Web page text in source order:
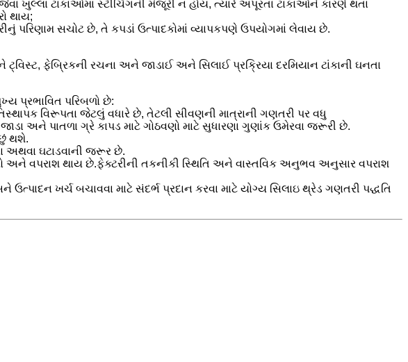
ખુલ્લા ટાંકાઓમાં સ્ટીચિંગની મંજૂરી ન હોય, ત્યારે અપૂરતા ટાંકાઓને કારણે થતા
થાય;
પરિણામ સચોટ છે, તે કપડાં ઉત્પાદકોમાં વ્યાપકપણે ઉપયોગમાં લેવાય છે.
ફેબ્રિકની રચના અને જાડાઈ અને સિલાઈ પ્રક્રિયા દરમિયાન ટાંકાની ઘનતા
પ્રભાવિત પરિબળો છે:
વિરૂપતા જેટલું વધારે છે, તેટલી સીવણની માત્રાની ગણતરી પર વધુ
અને પાતળા ગ્રે કાપડ માટે ગોઠવણો માટે સુધારણા ગુણાંક ઉમેરવા જરૂરી છે.
થશે.
અથવા ઘટાડવાની જરૂર છે.
અને વપરાશ થાય છે.ફેક્ટરીની તકનીકી સ્થિતિ અને વાસ્તવિક અનુભવ અનુસાર વપરાશ
ખર્ચ બચાવવા માટે સંદર્ભ પ્રદાન કરવા માટે યોગ્ય સિલાઇ થ્રેડ ગણતરી પદ્ધતિ